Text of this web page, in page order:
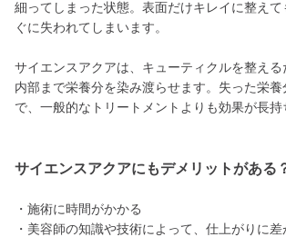
細ってしまった状態。表面だけキレイに整え
ぐに失われてしまいます。
サイエンスアクアは、キューティクルを整え
内部まで栄養分を染み渡らせます。失った栄
で、一般的なトリートメントよりも効果が長持
サイエンスアクアにもデメリットがある
・施術に時間がかかる
・美容師の知識や技術によって、仕上がりに